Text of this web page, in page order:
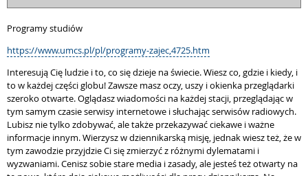
Programy studiów
https://www.umcs.pl/pl/programy-zajec,4725.htm
Interesują Cię ludzie i to, co się dzieje na świecie. Wiesz co, gdzie i kiedy, i
to w każdej części globu! Zawsze masz oczy, uszy i okienka przeglądarki
szeroko otwarte. Oglądasz wiadomości na każdej stacji, przeglądając w
tym samym czasie serwisy internetowe i słuchając serwisów radiowych.
Lubisz nie tylko zdobywać, ale także przekazywać ciekawe i ważne
informacje innym. Wierzysz w dziennikarską misję, jednak wiesz też, że w
tym zawodzie przyjdzie Ci się zmierzyć z różnymi dylematami i
wyzwaniami. Cenisz sobie stare media i zasady, ale jesteś też otwarty na